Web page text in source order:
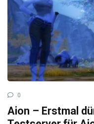
0
Aion – Erstmal